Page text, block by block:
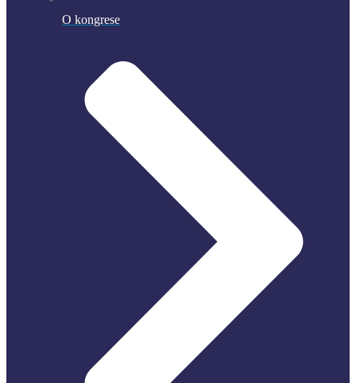
O kongrese